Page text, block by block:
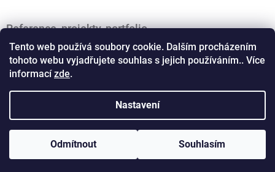
Tento web používá soubory cookie. Dalším procházením
tohoto webu vyjadřujete souhlas s jejich používáním.. Více
informacízde.
Nastavení
Odmítnout Souhlasím
Reference, projekty, portfolio
Jak podpořit kreativitu? Kreativo domeček je připravený
rozvíjet dětskou představivost.
Vánoční světelné dekorace, motivy
Co musíte vědet o osvětlení - schemata a typy LED
Vytvořil Shoptet Copyright 2026 Samba Lighting CZ. Všechna práva
vyhrazena.